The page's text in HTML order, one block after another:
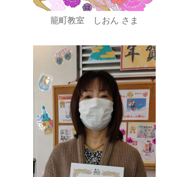
籠町教室 しおん さま